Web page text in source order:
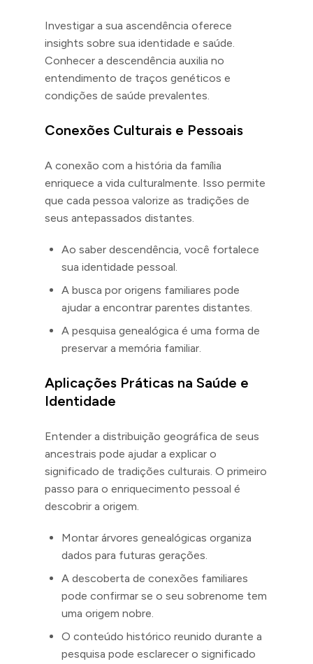
Investigar a sua ascendência oferece
insights sobre sua identidade e saúde.
Conhecer a descendência auxilia no
entendimento de traços genéticos e
condições de saúde prevalentes.
Conexões Culturais e Pessoais
A conexão com a história da família
enriquece a vida culturalmente. Isso permite
que cada pessoa valorize as tradições de
seus antepassados distantes.
Ao saber descendência, você fortalece
sua identidade pessoal.
A busca por origens familiares pode
ajudar a encontrar parentes distantes.
A pesquisa genealógica é uma forma de
preservar a memória familiar.
Aplicações Práticas na Saúde e
Identidade
Entender a distribuição geográfica de seus
ancestrais pode ajudar a explicar o
significado de tradições culturais. O primeiro
passo para o enriquecimento pessoal é
descobrir a origem.
Montar árvores genealógicas organiza
dados para futuras gerações.
A descoberta de conexões familiares
pode confirmar se o seu sobrenome tem
uma origem nobre.
O conteúdo histórico reunido durante a
pesquisa pode esclarecer o significado